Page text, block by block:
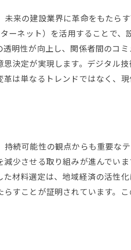
来の建設業界に革命をもたら
ーネット）を活用することで
明性が向上し、関係者間のコ
決定が実現します。デジタル
は単なるトレンドではなく、
続可能性の観点からも重要な
少させる取り組みが進んでい
材料選定は、地域経済の活性
すことが証明されています。